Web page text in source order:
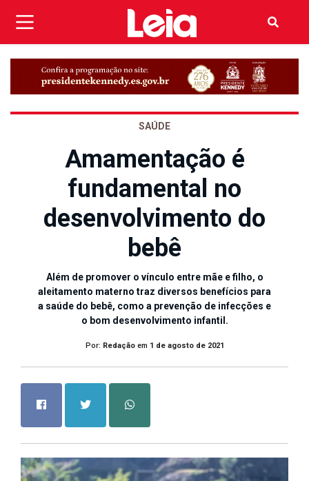
SAÚDE
Amamentação é
fundamental no
desenvolvimento do
bebê
Além de promover o vínculo entre mãe e filho, o
aleitamento materno traz diversos benefícios para
a saúde do bebê, como a prevenção de infecções e
o bom desenvolvimento infantil.
Por: Redaçãoem 1 de agosto de 2021